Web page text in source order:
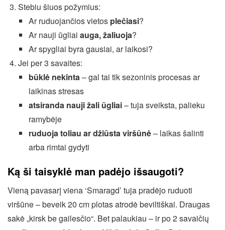
Stebiu šiuos požymius:
Ar ruduojančios vietos plečiasi?
Ar nauji ūgliai auga, žaliuoja?
Ar spygliai byra gausiai, ar laikosi?
Jei per 3 savaites:
būklė nekinta– gal tai tik sezoninis procesas ar
laikinas stresas
atsiranda nauji žali ūgliai– tuja sveiksta, palieku
ramybėje
ruduoja toliau ar džiūsta viršūnė– laikas šalinti
arba rimtai gydyti
Ką ši taisyklė man padėjo išsaugoti?
Vieną pavasarį viena ‘Smaragd’ tuja pradėjo ruduoti
viršūne – beveik 20 cm plotas atrodė beviltiškai. Draugas
sakė „kirsk be gailesčio“. Bet palaukiau – ir po 2 savaičių